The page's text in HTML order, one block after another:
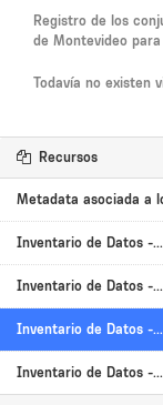
Registro de los
de Montevideo
Todavía no existen
Recursos
Metadata asociada a
Inventario de Datos -...
Inventario de Datos -...
Inventario de Datos -...
Inventario de Datos -...